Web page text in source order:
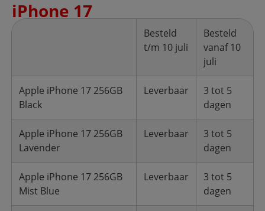
iPhone 17
Besteld
t/m 10 juli
Besteld
vanaf 10
juli
Apple iPhone 17 256GB
Black
Leverbaar
3 tot 5
dagen
Apple iPhone 17 256GB
Lavender
Leverbaar
3 tot 5
dagen
Apple iPhone 17 256GB
Mist Blue
Leverbaar
3 tot 5
dagen